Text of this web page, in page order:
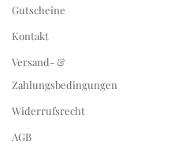
Gutscheine
Kontakt
Versand- &
Zahlungsbedingungen
Widerrufsrecht
AGB